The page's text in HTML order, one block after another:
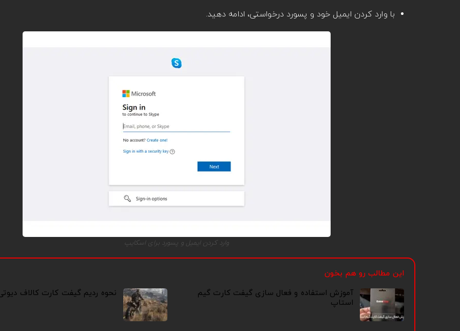
با وارد کردن ایمیل خود و پسورد درخواستی، ادامه دهید.
وارد کردن ایمیل و پسورد برای اسکایپ
این مطالب رو هم بخون
آموزش استفاده و فعال سازی گیفت کارت گیم
استاپ
نحوه ردیم گیفت کارت کالاف